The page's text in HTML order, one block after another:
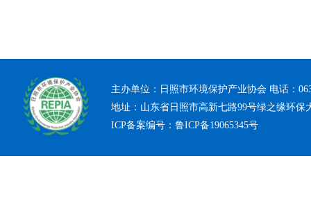
主办单位：日照市环境保护产业协会 电话：
地址：山东省日照市高新七路99号绿之缘环保
ICP备案编号： 鲁ICP备19065345号